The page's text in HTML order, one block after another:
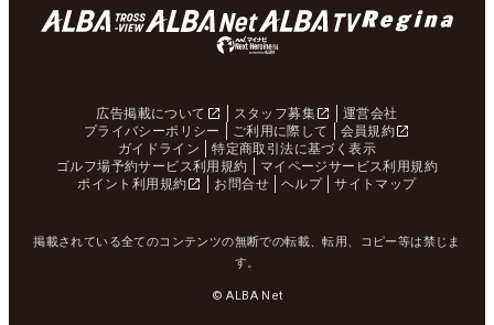
広告掲載について スタッフ募集
運営会社
プライバシーポリシー
ご利用に際して
会員規約
ガイドライン
特定商取引法に基づく表示
ゴルフ場予約サービス利用規約
マイページサービス利用規約
ポイント利用規約
お問合せ ヘルプ サイトマップ
掲載されている全てのコンテンツの無断での転載、転用、コピー等は禁じま
す。
© ALBA Net